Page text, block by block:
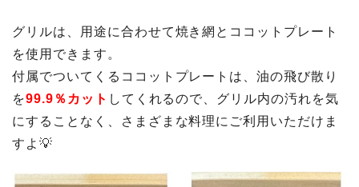
グリルは、用途に合わせて焼き網とココットプレート
を使用できます。
付属でついてくるココットプレートは、油の飛び散り
を99.9％カット してくれるので、グリル内の汚れを気
にすることなく、さまざまな料理にご利用いただけま
すよ💡